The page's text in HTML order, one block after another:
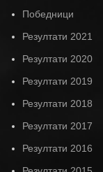
Победници
Резултати 2021
Резултати 2020
Резултати 2019
Резултати 2018
Резултати 2017
Резултати 2016